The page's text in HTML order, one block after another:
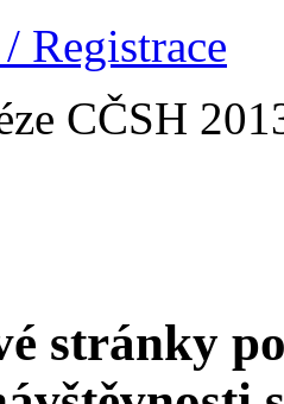
Registrace
CČSH
stránky